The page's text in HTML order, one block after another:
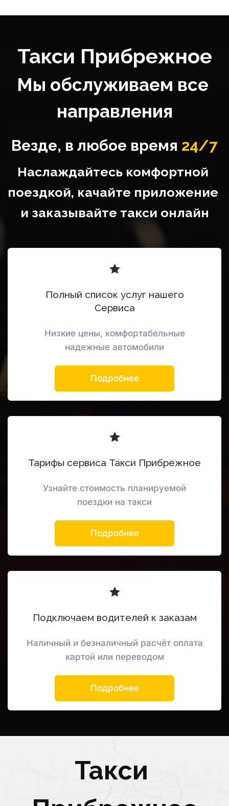
Такси Прибрежное
Мы обслуживаем все
направления
Везде, в любое время 24/7
Наслаждайтесь комфортной
поездкой, качайте приложение
и заказывайте такси онлайн
Полный список услуг нашего
Сервиса
Низкие цены, комфортабельные
надежные автомобили
Подробнее
Тарифы сервиса Такси Прибрежное
Узнайте стоимость планируемой
поездки на такси
Подробнее
Подключаем водителей к заказам
Наличный и безналичный расчёт оплата
картой или переводом
Подробнее
Такси